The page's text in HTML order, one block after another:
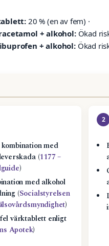
20 % (en av fem) ·
+ alkohol:Ökad
+ alkohol:Ökad
med
(1177 –
)
med alkohol
(Socialstyrelsen
)
värktablett enligt
Apotek)
2